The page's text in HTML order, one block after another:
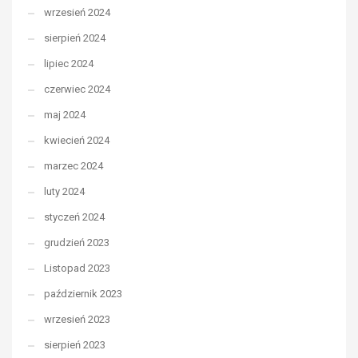
wrzesień 2024
sierpień 2024
lipiec 2024
czerwiec 2024
maj 2024
kwiecień 2024
marzec 2024
luty 2024
styczeń 2024
grudzień 2023
Listopad 2023
październik 2023
wrzesień 2023
sierpień 2023